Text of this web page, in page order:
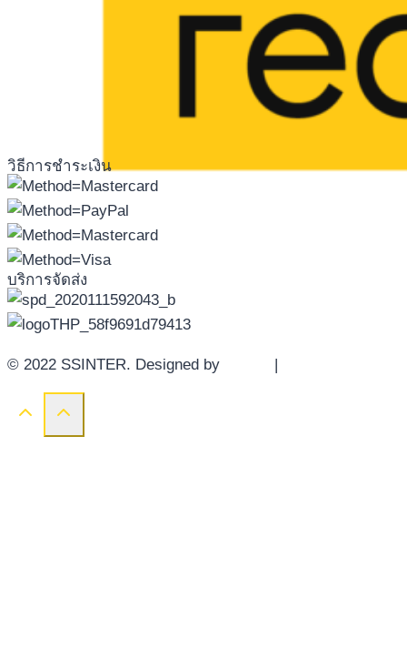
วิธีการชำระเงิน
บริการจัดส่ง
© 2022 SSINTER. Designed by |